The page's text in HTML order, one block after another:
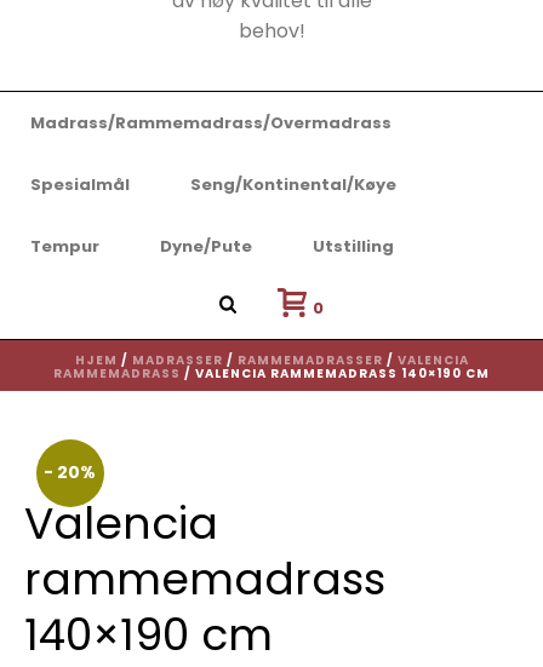
Madrass/Rammemadrass/Overmadrass
Spesialmål Seng/Kontinental/Køye
Tempur Dyne/Pute Utstilling
0
VALENCIA RAMMEMADRASS
140×190 CM
HJEM / MADRASSER / RAMMEMADRASSER / VALENCIA
RAMMEMADRASS / VALENCIA RAMMEMADRASS 140×190 CM
- 20%
Valencia
rammemadrass
140×190 cm